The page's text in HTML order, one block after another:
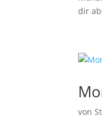
dir
von